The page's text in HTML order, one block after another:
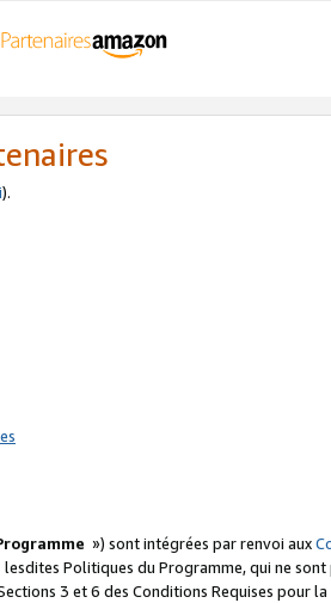
).
») sont intégrées par renvoi aux
Politiques du Programme, qui ne
3 et 6 des Conditions Requises pour